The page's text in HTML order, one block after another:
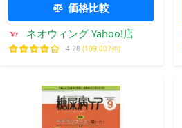
価格比較
ネオウィング Yahoo!店
4.28 (109,007件)